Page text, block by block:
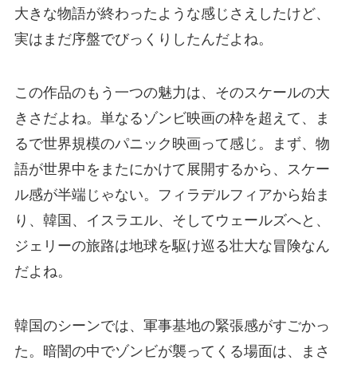
大きな物語が終わったような感じさえしたけど、
実はまだ序盤でびっくりしたんだよね。
この作品のもう一つの魅力は、そのスケールの大
きさだよね。単なるゾンビ映画の枠を超えて、ま
るで世界規模のパニック映画って感じ。まず、物
語が世界中をまたにかけて展開するから、スケー
ル感が半端じゃない。フィラデルフィアから始ま
り、韓国、イスラエル、そしてウェールズへと、
ジェリーの旅路は地球を駆け巡る壮大な冒険なん
だよね。
韓国のシーンでは、軍事基地の緊張感がすごかっ
た。暗闇の中でゾンビが襲ってくる場面は、まさ